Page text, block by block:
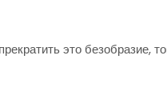
это безобразие,